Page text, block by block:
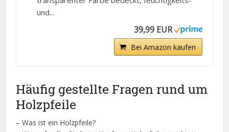
und...
39,99 EUR
Bei Amazon kaufen
Häufig gestellte Fragen rund um
Holzpfeile
– Was ist ein Holzpfeile?